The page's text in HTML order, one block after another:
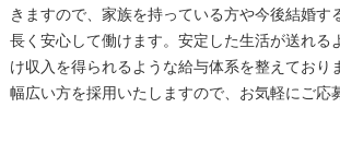
きますので、家族を持っている方や今後結婚す
長く安心して働けます。安定した生活が送れる
け収入を得られるような給与体系を整えており
幅広い方を採用いたしますので、お気軽にご応